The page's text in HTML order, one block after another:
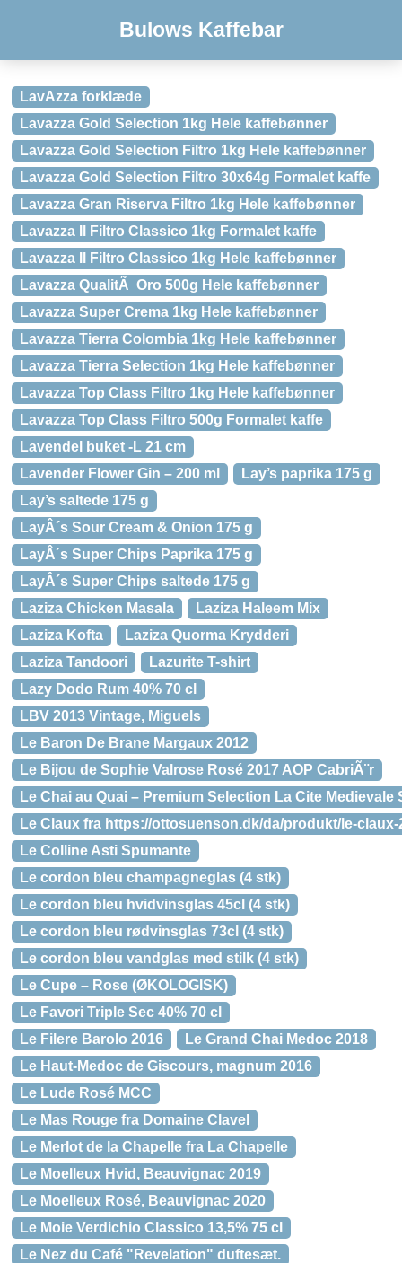
Bulows Kaffebar
LavAzza forklæde
Lavazza Gold Selection 1kg Hele kaffebønner
Lavazza Gold Selection Filtro 1kg Hele kaffebønner
Lavazza Gold Selection Filtro 30x64g Formalet kaffe
Lavazza Gran Riserva Filtro 1kg Hele kaffebønner
Lavazza Il Filtro Classico 1kg Formalet kaffe
Lavazza Il Filtro Classico 1kg Hele kaffebønner
Lavazza QualitÃ Oro 500g Hele kaffebønner
Lavazza Super Crema 1kg Hele kaffebønner
Lavazza Tierra Colombia 1kg Hele kaffebønner
Lavazza Tierra Selection 1kg Hele kaffebønner
Lavazza Top Class Filtro 1kg Hele kaffebønner
Lavazza Top Class Filtro 500g Formalet kaffe
Lavendel buket -L 21 cm
Lavender Flower Gin – 200 ml
Lay’s paprika 175 g
Lay’s saltede 175 g
LayÂ´s Sour Cream & Onion 175 g
LayÂ´s Super Chips Paprika 175 g
LayÂ´s Super Chips saltede 175 g
Laziza Chicken Masala
Laziza Haleem Mix
Laziza Kofta
Laziza Quorma Krydderi
Laziza Tandoori
Lazurite T-shirt
Lazy Dodo Rum 40% 70 cl
LBV 2013 Vintage, Miguels
Le Baron De Brane Margaux 2012
Le Bijou de Sophie Valrose Rosé 2017 AOP CabriÃ¨r
Le Chai au Quai – Premium Selection La Cite
Le Claux fra https://ottosuenson.dk/da/produkt/le-claux-
Le Colline Asti Spumante
Le cordon bleu champagneglas (4 stk)
Le cordon bleu hvidvinsglas 45cl (4 stk)
Le cordon bleu rødvinsglas 73cl (4 stk)
Le cordon bleu vandglas med stilk (4 stk)
Le Cupe – Rose (ØKOLOGISK)
Le Favori Triple Sec 40% 70 cl
Le Filere Barolo 2016
Le Grand Chai Medoc 2018
Le Haut-Medoc de Giscours, magnum 2016
Le Lude Rosé MCC
Le Mas Rouge fra Domaine Clavel
Le Merlot de la Chapelle fra La Chapelle
Le Moelleux Hvid, Beauvignac 2019
Le Moelleux Rosé, Beauvignac 2020
Le Moie Verdichio Classico 13,5% 75 cl
Le Nez du Café "Revelation" duftesæt.